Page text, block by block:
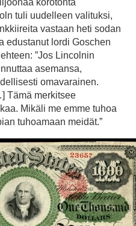
korotonta
tuli uudelleen valituksi,
vastaan heti sodan
edustanut lordi Goschen
”Jos Lincolnin
asemansa,
omavarainen.
Tämä merkitsee
Mikäli me emme tuhoa
tuhoamaan meidät.”